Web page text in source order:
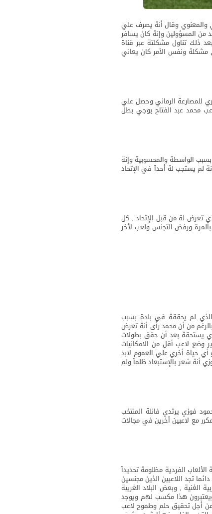
والمعنوي وقال أنة يصرف علي
من المسؤولين وإنة كان يسافر
ذلك تناول مشكلتة عبر قناة
مشكلة ونفس الأمر كان يعاني
للمصارعة الرماني وحصل علي
محمد عبد الفتاح بوجي بطل
بسبب الواسطة والمحسوبية وإنة
لم يستجب لة أحدآ في الإتحاد
تعرض لة من قبل الإتحاد , كل
ورفض التجنس ولعب لأخر
الذي لم يحققة في بلدة بسبب
من أن محمد رأى أنة تعرض
يستحقة بعد أن حقق بطولات
وضع لاعب أقل من الامكانيات
أي حياة أخري علي العموم لابد
أنة شعر بالإستبعاد ظلمآ ولم
فوزي يرتدي فانلة المنتخب
مع لاعبين أخرين في مجالات
الفردية مظلومة تحديدآ
تجد اللاعبين الذين مجنسين
الغنية , وبعض البلاد الغربية
ويعتبرون هذا مكسب لهم ويوجد
من أجل تحقيق حلم وطموح لاعب